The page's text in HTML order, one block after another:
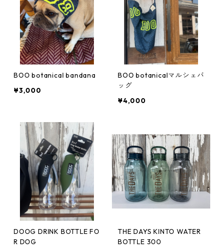
BOO botanical bandana
¥3,000
BOO botanicalマルシェバ
ッグ
¥4,000
DOOG DRINK BOTTLE FO
R DOG
THE DAYS KINTO WATER
BOTTLE 300